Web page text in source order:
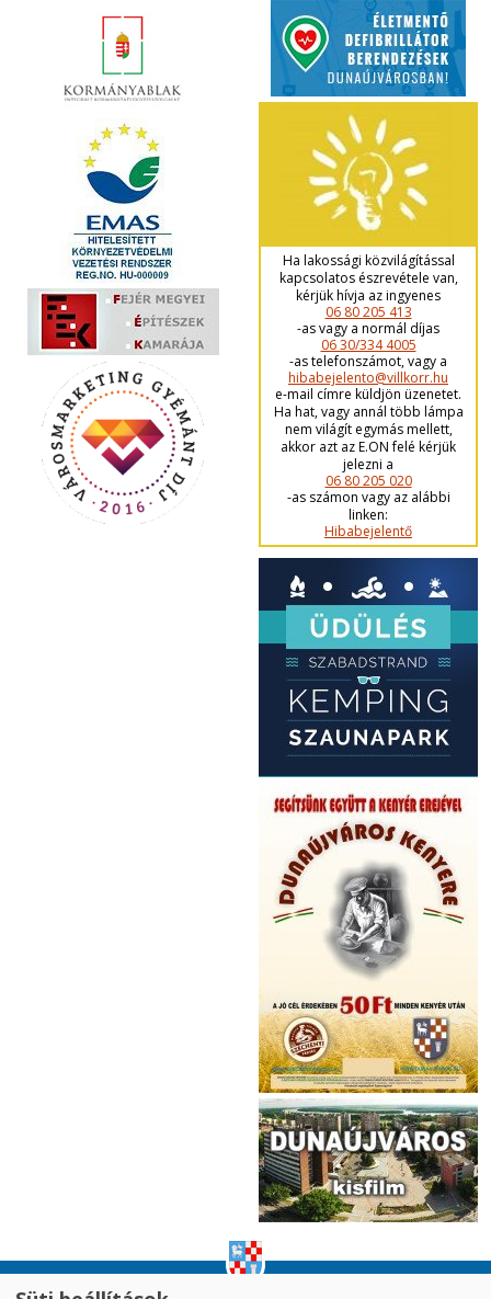
Ha lakossági közvilágítással
kapcsolatos észrevétele van,
kérjük hívja az ingyenes
06 80 205 413
-as vagy a normál díjas
06 30/334 4005
-as telefonszámot, vagy a
hibabejelento@villkorr.hu
e-mail címre küldjön üzenetet.
Ha hat, vagy annál több lámpa
nem világít egymás mellett,
akkor azt az E.ON felé kérjük
jelezni a
06 80 205 020
-as számon vagy az alábbi
linken:
Hibabejelentő